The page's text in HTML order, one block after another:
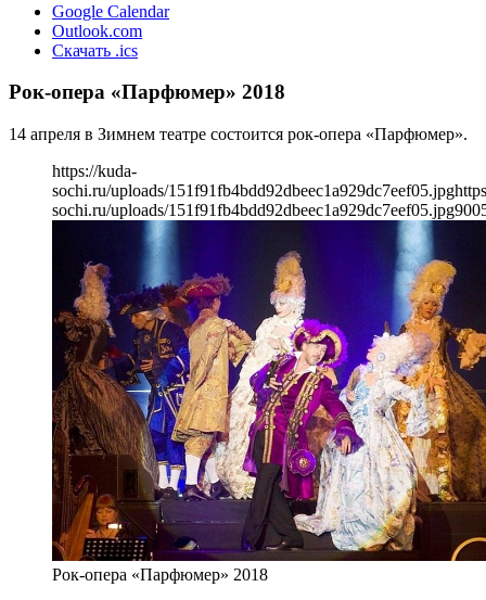
Google Calendar
Outlook.com
Скачать .ics
Рок-опера «Парфюмер» 2018
14 апреля в Зимнем театре состоится рок-опера «Парфюмер».
https://kuda-
sochi.ru/uploads/151f91fb4bdd92dbeec1a929dc7eef05.jpg
sochi.ru/uploads/151f91fb4bdd92dbeec1a929dc7eef05.jpg900
Рок-опера «Парфюмер» 2018